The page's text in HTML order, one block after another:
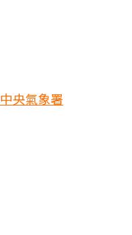
中央氣象署